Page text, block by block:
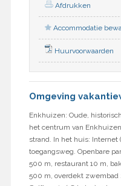
Afdrukken
Accommodatie
Huurvoorwaarden
Omgeving
Enkhuizen: Oude,
het centrum van
strand. In het huis: Internet
toegangsweg. Openbare
500 m, restaurant 10 m,
500 m, overdekt zwembad